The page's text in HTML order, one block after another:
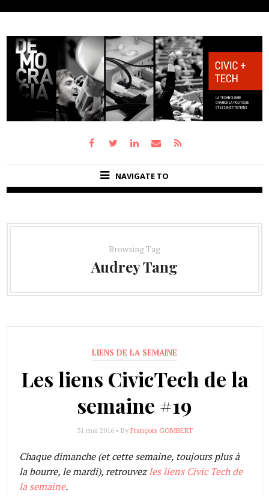
NAVIGATE TO
Browsing Tag
Audrey Tang
LIENS DE LA SEMAINE
Les liens CivicTech de la
semaine #19
31 mai 2016 • By François GOMBERT
Chaque dimanche (et cette semaine, toujours plus à
la bourre, le mardi), retrouvezles liens Civic Tech de
la semaine.